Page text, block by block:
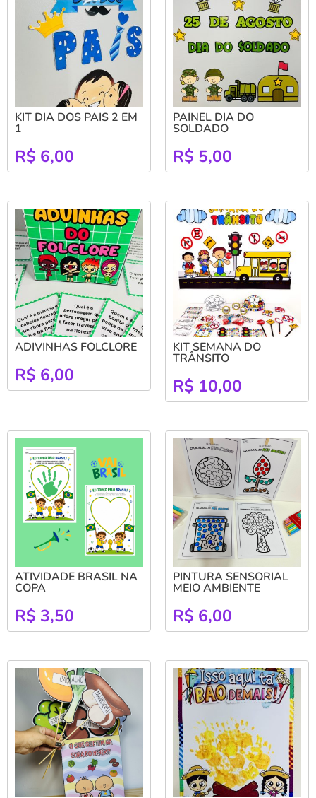
KIT DIA DOS PAIS 2 EM
1
R$ 6,00
PAINEL DIA DO
SOLDADO
R$ 5,00
ADIVINHAS FOLCLORE
R$ 6,00
KIT SEMANA DO
TRÂNSITO
R$ 10,00
ATIVIDADE BRASIL NA
COPA
R$ 3,50
PINTURA SENSORIAL
MEIO AMBIENTE
R$ 6,00